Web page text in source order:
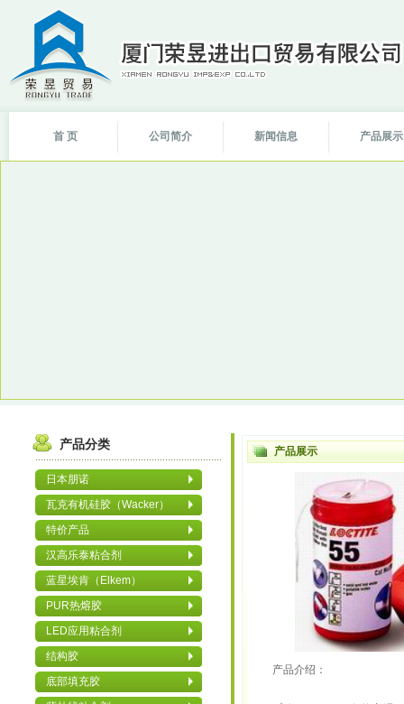
首 页 公司简介 新闻信息 产品展示
产品分类
日本朋诺
瓦克有机硅胶（Wacker）
特价产品
汉高乐泰粘合剂
蓝星埃肯（Elkem）
PUR热熔胶
LED应用粘合剂
结构胶
底部填充胶
产品展示
产品介绍：